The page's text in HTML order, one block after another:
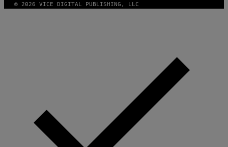
© 2026 VICE DIGITAL PUBLISHING, LLC